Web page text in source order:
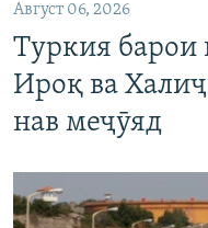
Август 06, 2026
Туркия барои
Ироқ ва
нав меҷӯяд